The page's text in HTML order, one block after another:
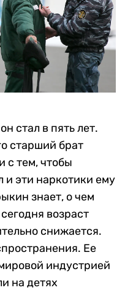
стал в пять лет.
старший брат
с тем, чтобы
и эти наркотики ему
знает, о чем
возраст
снижается.
Ее
индустрией
на детях